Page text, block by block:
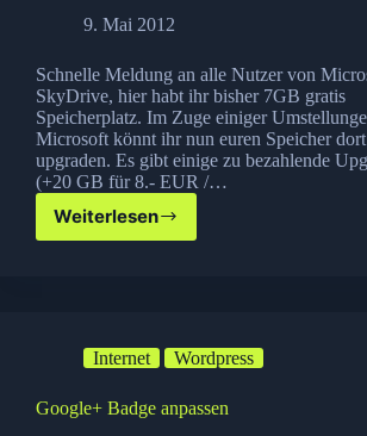
9. Mai 2012
Schnelle Meldung an alle Nutzer von
SkyDrive, hier habt ihr bisher 7GB gratis
Speicherplatz. Im Zuge einiger
Microsoft könnt ihr nun euren Speicher dort
upgraden. Es gibt einige zu bezahlende
(+20 GB für 8.- EUR /…
Weiterlesen
Microsoft
SkyDrive
Internet Wordpress
Google+ Badge anpassen